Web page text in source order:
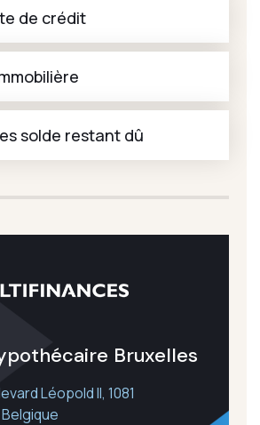
de crédit
solde restant dû
Bruxelles
Léopold II, 1081